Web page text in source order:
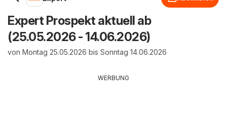
Expert Prospekt aktuell ab
(25.05.2026 - 14.06.2026)
von Montag 25.05.2026 bis Sonntag 14.06.2026
WERBUNG